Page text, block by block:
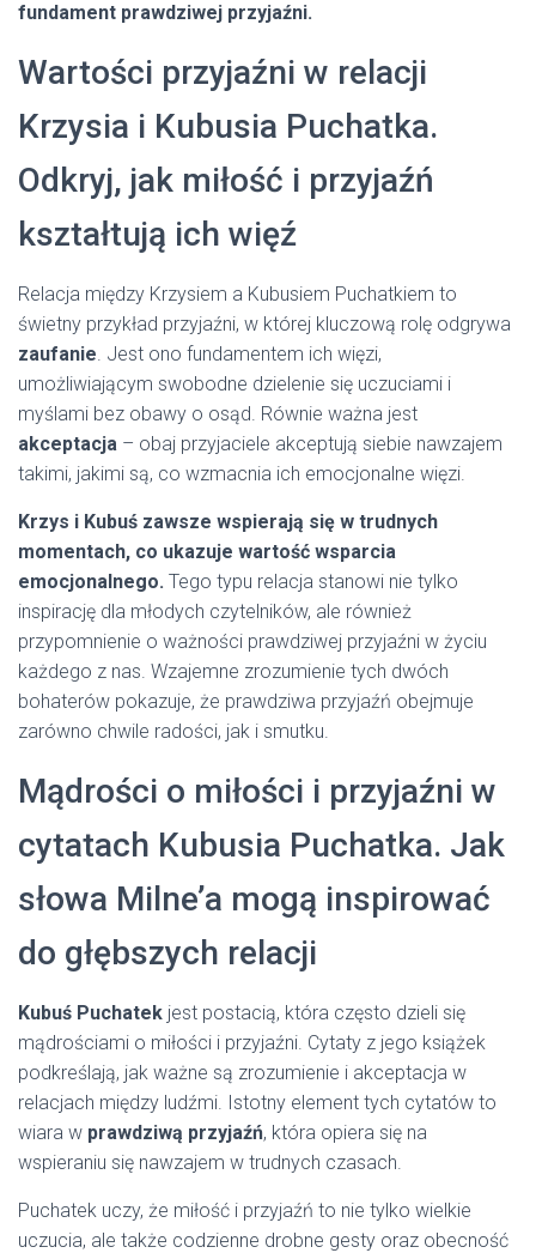
fundament prawdziwej przyjaźni.
Wartości przyjaźni w relacji
Krzysia i Kubusia Puchatka.
Odkryj, jak miłość i przyjaźń
kształtują ich więź
Relacja między Krzysiem a Kubusiem Puchatkiem to
świetny przykład przyjaźni, w której kluczową rolę odgrywa
zaufanie. Jest ono fundamentem ich więzi,
umożliwiającym swobodne dzielenie się uczuciami i
myślami bez obawy o osąd. Równie ważna jest
akceptacja – obaj przyjaciele akceptują siebie nawzajem
takimi, jakimi są, co wzmacnia ich emocjonalne więzi.
Krzys i Kubuś zawsze wspierają się w trudnych
momentach, co ukazuje wartość wsparcia
emocjonalnego. Tego typu relacja stanowi nie tylko
inspirację dla młodych czytelników, ale również
przypomnienie o ważności prawdziwej przyjaźni w życiu
każdego z nas. Wzajemne zrozumienie tych dwóch
bohaterów pokazuje, że prawdziwa przyjaźń obejmuje
zarówno chwile radości, jak i smutku.
Mądrości o miłości i przyjaźni w
cytatach Kubusia Puchatka. Jak
słowa Milne’a mogą inspirować
do głębszych relacji
Kubuś Puchatek jest postacią, która często dzieli się
mądrościami o miłości i przyjaźni. Cytaty z jego książek
podkreślają, jak ważne są zrozumienie i akceptacja w
relacjach między ludźmi. Istotny element tych cytatów to
wiara w prawdziwą przyjaźń, która opiera się na
wspieraniu się nawzajem w trudnych czasach.
Puchatek uczy, że miłość i przyjaźń to nie tylko wielkie
uczucia, ale także codzienne drobne gesty oraz obecność